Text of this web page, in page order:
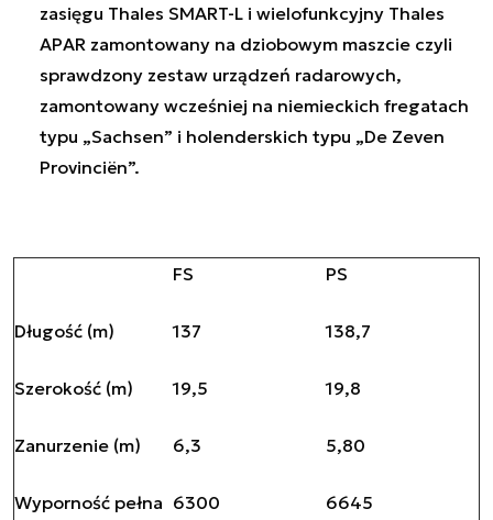
zasięgu Thales SMART-L i wielofunkcyjny Thales
APAR zamontowany na dziobowym maszcie czyli
sprawdzony zestaw urządzeń radarowych,
zamontowany wcześniej na niemieckich fregatach
typu „Sachsen” i holenderskich typu „De Zeven
Provinciën”.
FS PS
Długość (m) 137 138,7
Szerokość (m) 19,5 19,8
Zanurzenie (m) 6,3 5,80
Wyporność pełna 6300 6645